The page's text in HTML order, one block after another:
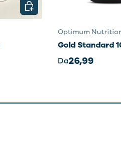
SCEGLI OPZIONI
Optimum
Gold Standard
Da26,99